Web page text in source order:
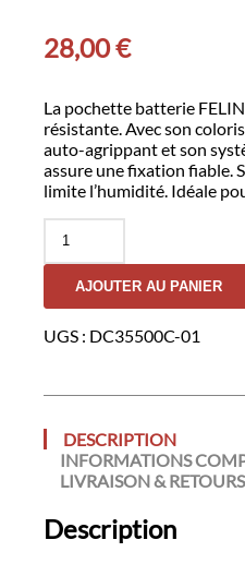
28,00€
La pochette batterie
résistante. Avec son
auto-agrippant et son
assure une fixation fiable.
limite l’humidité. Idéale
quantité
Pochette
Batterie
FELIN
-
AJOUTER AU PANIER
UGS : DC35500C-01
DESCRIPTION
INFORMATIONS
LIVRAISON & RETOURS
Description